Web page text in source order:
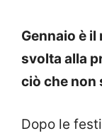
Gennaio è
svolta alla
ciò che non
Dopo le